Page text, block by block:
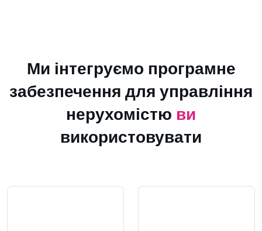
Ми інтегруємо програмне
забезпечення для управління
нерухомістю ви
використовувати